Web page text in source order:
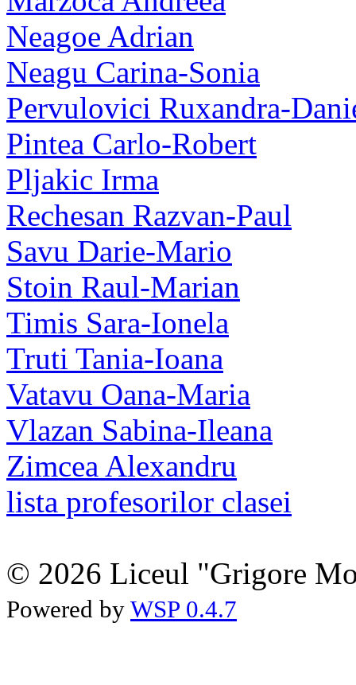
Neagoe Adrian
Neagu Carina-Sonia
Pervulovici Ruxandra-
Pintea Carlo-Robert
Pljakic Irma
Rechesan Razvan-Paul
Savu Darie-Mario
Stoin Raul-Marian
Timis Sara-Ionela
Truti Tania-Ioana
Vatavu Oana-Maria
Vlazan Sabina-Ileana
Zimcea Alexandru
lista profesorilor clasei
© 2026 Liceul "Grigore
Powered by WSP 0.4.7